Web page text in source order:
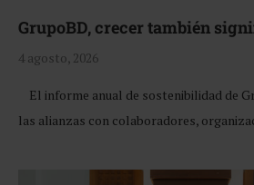
GrupoBD, crecer también
4 agosto, 2026
El informe anual de sostenibilidad de
las alianzas con colaboradores,